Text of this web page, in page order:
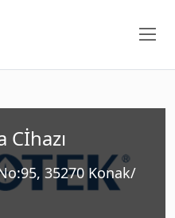
Cİhazı
35270 Konak/